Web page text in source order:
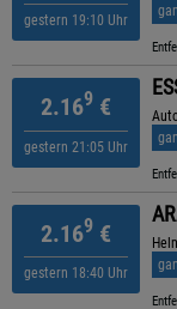
gestern 19:10 Uhr
2.169 €
gestern 21:05 Uhr
2.169 €
gestern 18:40 Uhr